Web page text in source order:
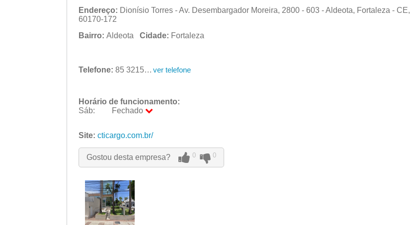
Endereço: Dionísio Torres - Av. Desembargador Moreira, 2800 - 603 - Aldeota, Fortaleza - CE,
60170-172
Bairro: Aldeota Cidade: Fortaleza
Telefone: 85 3215-4300 ver telefone
Horário de funcionamento:
Sáb:
Fechado
Ter:
09:00 - 18:00
Qui:
09:00 - 18:00
Sex:
09:00 - 18:00
Dom:
Fechado
Site: cticargo.com.br/
Gostou desta empresa? 0 0